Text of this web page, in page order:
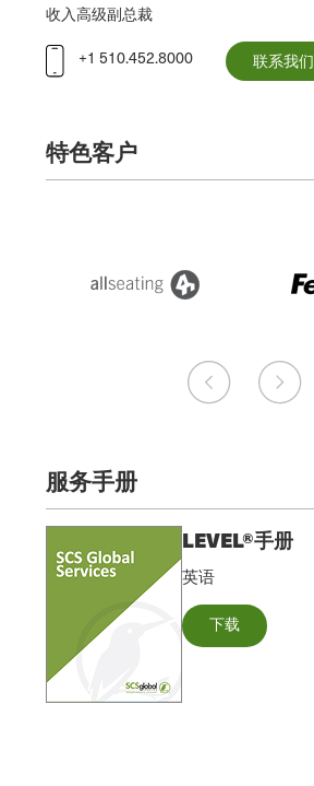
收入高级副总裁
+1 510.452.8000
联系我们
特色客户
服务手册
LEVEL®手册
英语
下载